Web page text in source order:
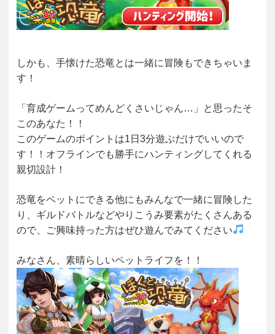
しかも、手懐けた恐竜とは一緒に冒険もできちゃいま
す！
「育成ゲームってめんどくさいじゃん…」と思ったそ
このあなた！！
このゲームのポイントは1日3分遊ぶだけでいいので
す！！オフラインでも勝手にハンティングしてくれる
親切設計！
恐竜をペットにできる他にもみんなで一緒に冒険した
り、ギルドバトルなどやりこうみ要素がたくさんある
ので、ご興味持った方はぜひ遊んでみてください
みなさん、素晴らしいペットライフを！！